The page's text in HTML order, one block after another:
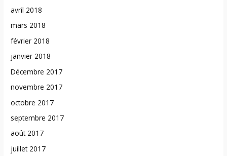
avril 2018
mars 2018
février 2018
janvier 2018
Décembre 2017
novembre 2017
octobre 2017
septembre 2017
août 2017
juillet 2017